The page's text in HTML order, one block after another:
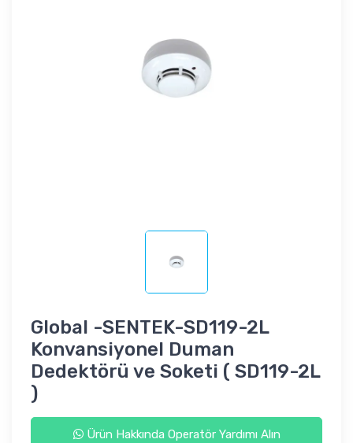
Global -SENTEK-SD119-2L
Konvansiyonel Duman
Dedektörü ve Soketi ( SD119-2L
)
Ürün Hakkında Operatör Yardımı Alın